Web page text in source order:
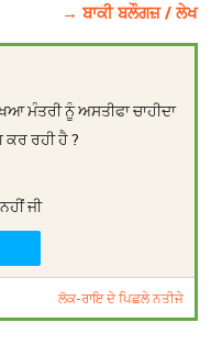
→ ਬਾਕੀ ਬਲੌਗਜ਼ / ਲੇਖ
ਮੰਤਰੀ ਨੂੰ ਅਸਤੀਫਾ ਚਾਹੀਦਾ
ਕਰ ਰਹੀ ਹੈ ?
ਨਹੀਂ ਜੀ
ਲੋਕ-ਰਾਇ ਦੇ ਪਿਛਲੇ ਨਤੀਜੇ